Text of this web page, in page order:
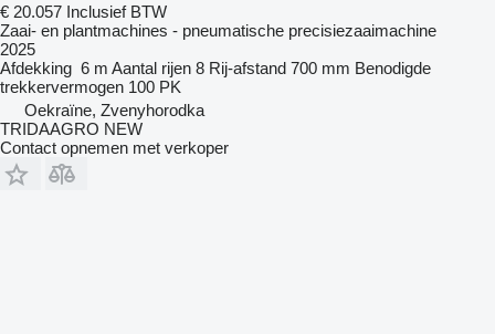
€ 20.057 Inclusief BTW
Zaai- en plantmachines - pneumatische precisiezaaimachine
2025
Afdekking 6 m Aantal rijen 8 Rij-afstand 700 mm Benodigde
trekkervermogen 100 PK
Oekraïne, Zvenyhorodka
TRIDAAGRO NEW
Contact opnemen met verkoper